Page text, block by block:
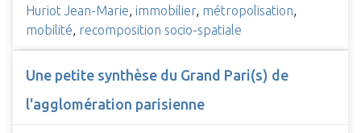
Huriot Jean-Marie, immobilier, métropolisation,
mobilité, recomposition socio-spatiale
Une petite synthèse du Grand Pari(s) de
l'agglomération parisienne